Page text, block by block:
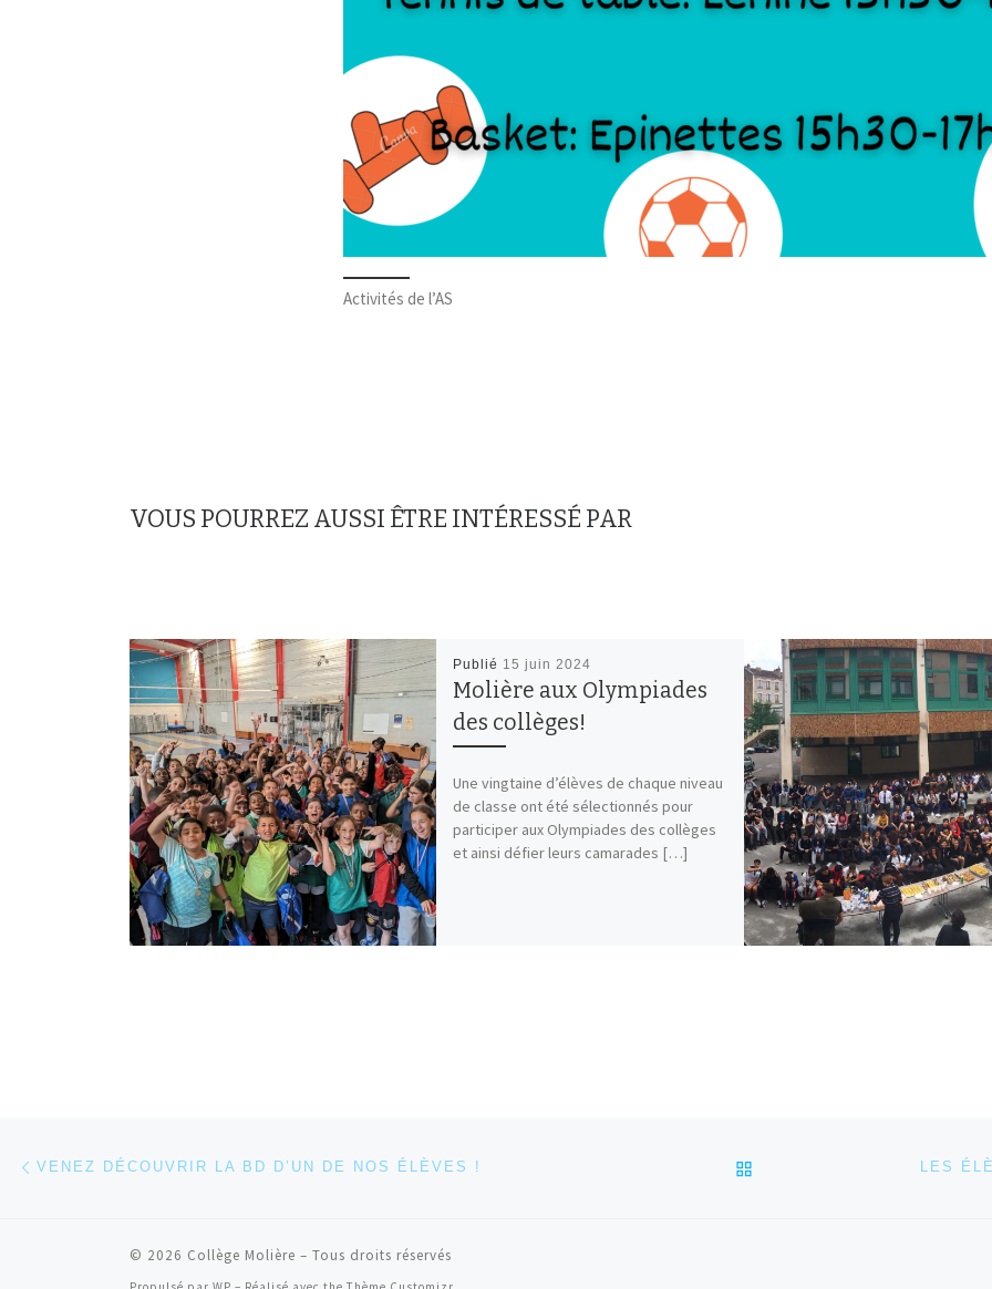
Activités de l’AS
VOUS POURREZ AUSSI ÊTRE INTÉRESSÉ PAR
Publié 15 juin 2024
Molière aux Olympiades
des collèges!
Une vingtaine d’élèves de chaque niveau
de classe ont été sélectionnés pour
participer aux Olympiades des collèges
et ainsi défier leurs camarades […]
Parcourir les articles
VENEZ DÉCOUVRIR LA BD D’UN DE NOS ÉLÈVES ! RETOUR À LA LISTE
LES
© 2026 Collège Molière – Tous droits réservés